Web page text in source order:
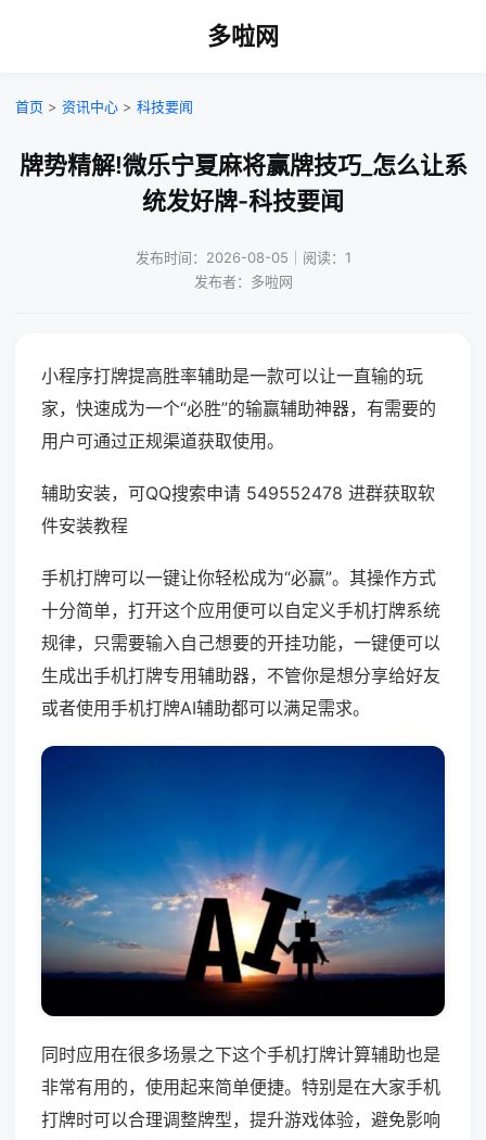
多啦网
首页 > 资讯中心 > 科技要闻
牌势精解!微乐宁夏麻将赢牌技巧_怎么让系
统发好牌-科技要闻
发布时间：2026-08-05｜阅读：1
发布者：多啦网
小程序打牌提高胜率辅助是一款可以让一直输的玩
家，快速成为一个“必胜”的输赢辅助神器，有需要的
用户可通过正规渠道获取使用。
辅助安装，可QQ搜索申请 549552478 进群获取软
件安装教程
手机打牌可以一键让你轻松成为“必赢”。其操作方式
十分简单，打开这个应用便可以自定义手机打牌系统
规律，只需要输入自己想要的开挂功能，一键便可以
生成出手机打牌专用辅助器，不管你是想分享给好友
或者使用手机打牌AI辅助都可以满足需求。
同时应用在很多场景之下这个手机打牌计算辅助也是
非常有用的，使用起来简单便捷。特别是在大家手机
打牌时可以合理调整牌型，提升游戏体验，避免影响